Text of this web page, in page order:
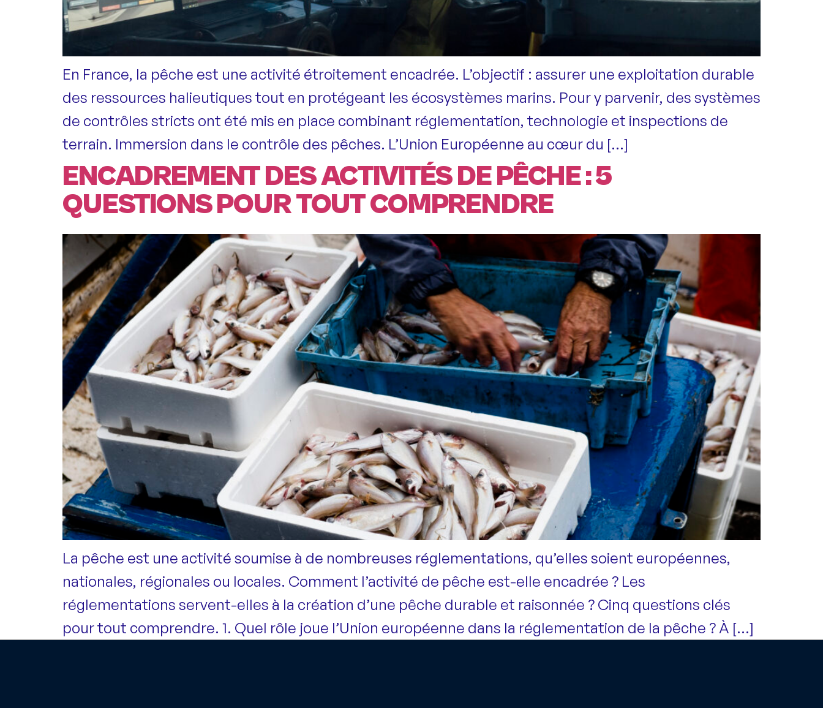
En France, la pêche est une activité étroitement encadrée. L’objectif : assurer une exploitation durable
des ressources halieutiques tout en protégeant les écosystèmes marins. Pour y parvenir, des systèmes
de contrôles stricts ont été mis en place combinant réglementation, technologie et inspections de
terrain. Immersion dans le contrôle des pêches. L’Union Européenne au cœur du […]
ENCADREMENT DES ACTIVITÉS DE PÊCHE : 5
QUESTIONS POUR TOUT COMPRENDRE
La pêche est une activité soumise à de nombreuses réglementations, qu’elles soient européennes,
nationales, régionales ou locales. Comment l’activité de pêche est-elle encadrée ? Les
réglementations servent-elles à la création d’une pêche durable et raisonnée ? Cinq questions clés
pour tout comprendre. 1. Quel rôle joue l’Union européenne dans la réglementation de la pêche ? À […]